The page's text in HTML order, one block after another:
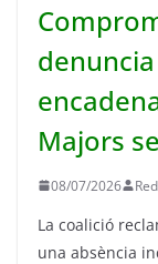
Majors
08/07/2026
La coalició
una absència